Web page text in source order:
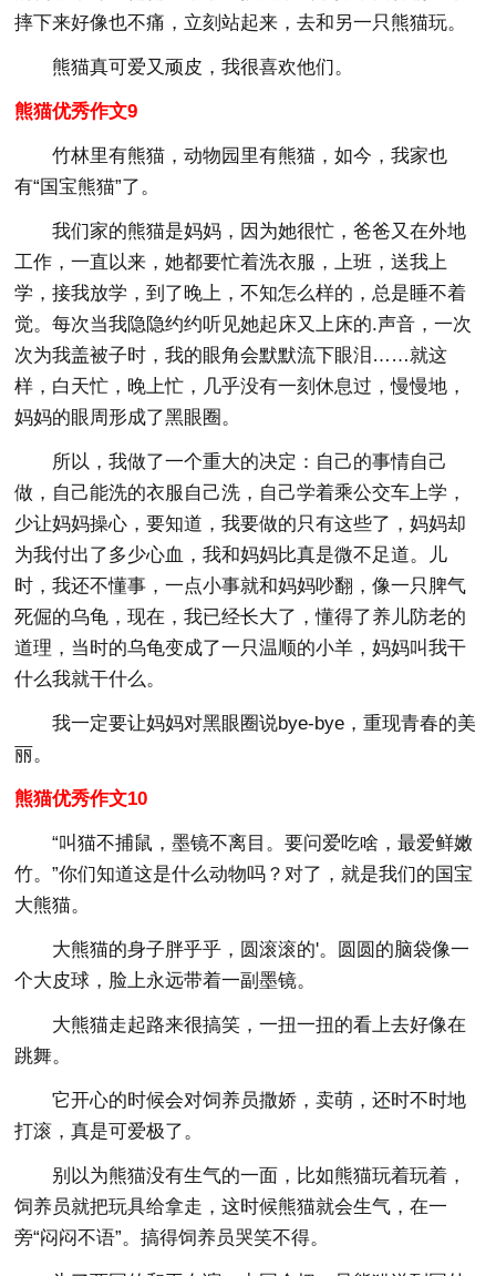
摔下来好像也不痛，立刻站起来，去和另一只熊猫玩。
熊猫真可爱又顽皮，我很喜欢他们。
熊猫优秀作文9
竹林里有熊猫，动物园里有熊猫，如今，我家也
有“国宝熊猫”了。
我们家的熊猫是妈妈，因为她很忙，爸爸又在外地
工作，一直以来，她都要忙着洗衣服，上班，送我上
学，接我放学，到了晚上，不知怎么样的，总是睡不着
觉。每次当我隐隐约约听见她起床又上床的.声音，一次
次为我盖被子时，我的眼角会默默流下眼泪……就这
样，白天忙，晚上忙，几乎没有一刻休息过，慢慢地，
妈妈的眼周形成了黑眼圈。
所以，我做了一个重大的决定：自己的事情自己
做，自己能洗的衣服自己洗，自己学着乘公交车上学，
少让妈妈操心，要知道，我要做的只有这些了，妈妈却
为我付出了多少心血，我和妈妈比真是微不足道。儿
时，我还不懂事，一点小事就和妈妈吵翻，像一只脾气
死倔的乌龟，现在，我已经长大了，懂得了养儿防老的
道理，当时的乌龟变成了一只温顺的小羊，妈妈叫我干
什么我就干什么。
我一定要让妈妈对黑眼圈说bye-bye，重现青春的美
丽。
熊猫优秀作文10
“叫猫不捕鼠，墨镜不离目。要问爱吃啥，最爱鲜嫩
竹。”你们知道这是什么动物吗？对了，就是我们的国宝
大熊猫。
大熊猫的身子胖乎乎，圆滚滚的'。圆圆的脑袋像一
个大皮球，脸上永远带着一副墨镜。
大熊猫走起路来很搞笑，一扭一扭的看上去好像在
跳舞。
它开心的时候会对饲养员撒娇，卖萌，还时不时地
打滚，真是可爱极了。
别以为熊猫没有生气的一面，比如熊猫玩着玩着，
饲养员就把玩具给拿走，这时候熊猫就会生气，在一
旁“闷闷不语”。搞得饲养员哭笑不得。